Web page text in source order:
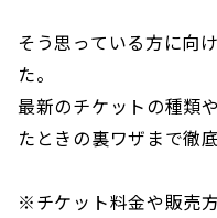
そう思っている方に向
た。
最新のチケットの種類
たときの裏ワザまで徹
※チケット料金や販売